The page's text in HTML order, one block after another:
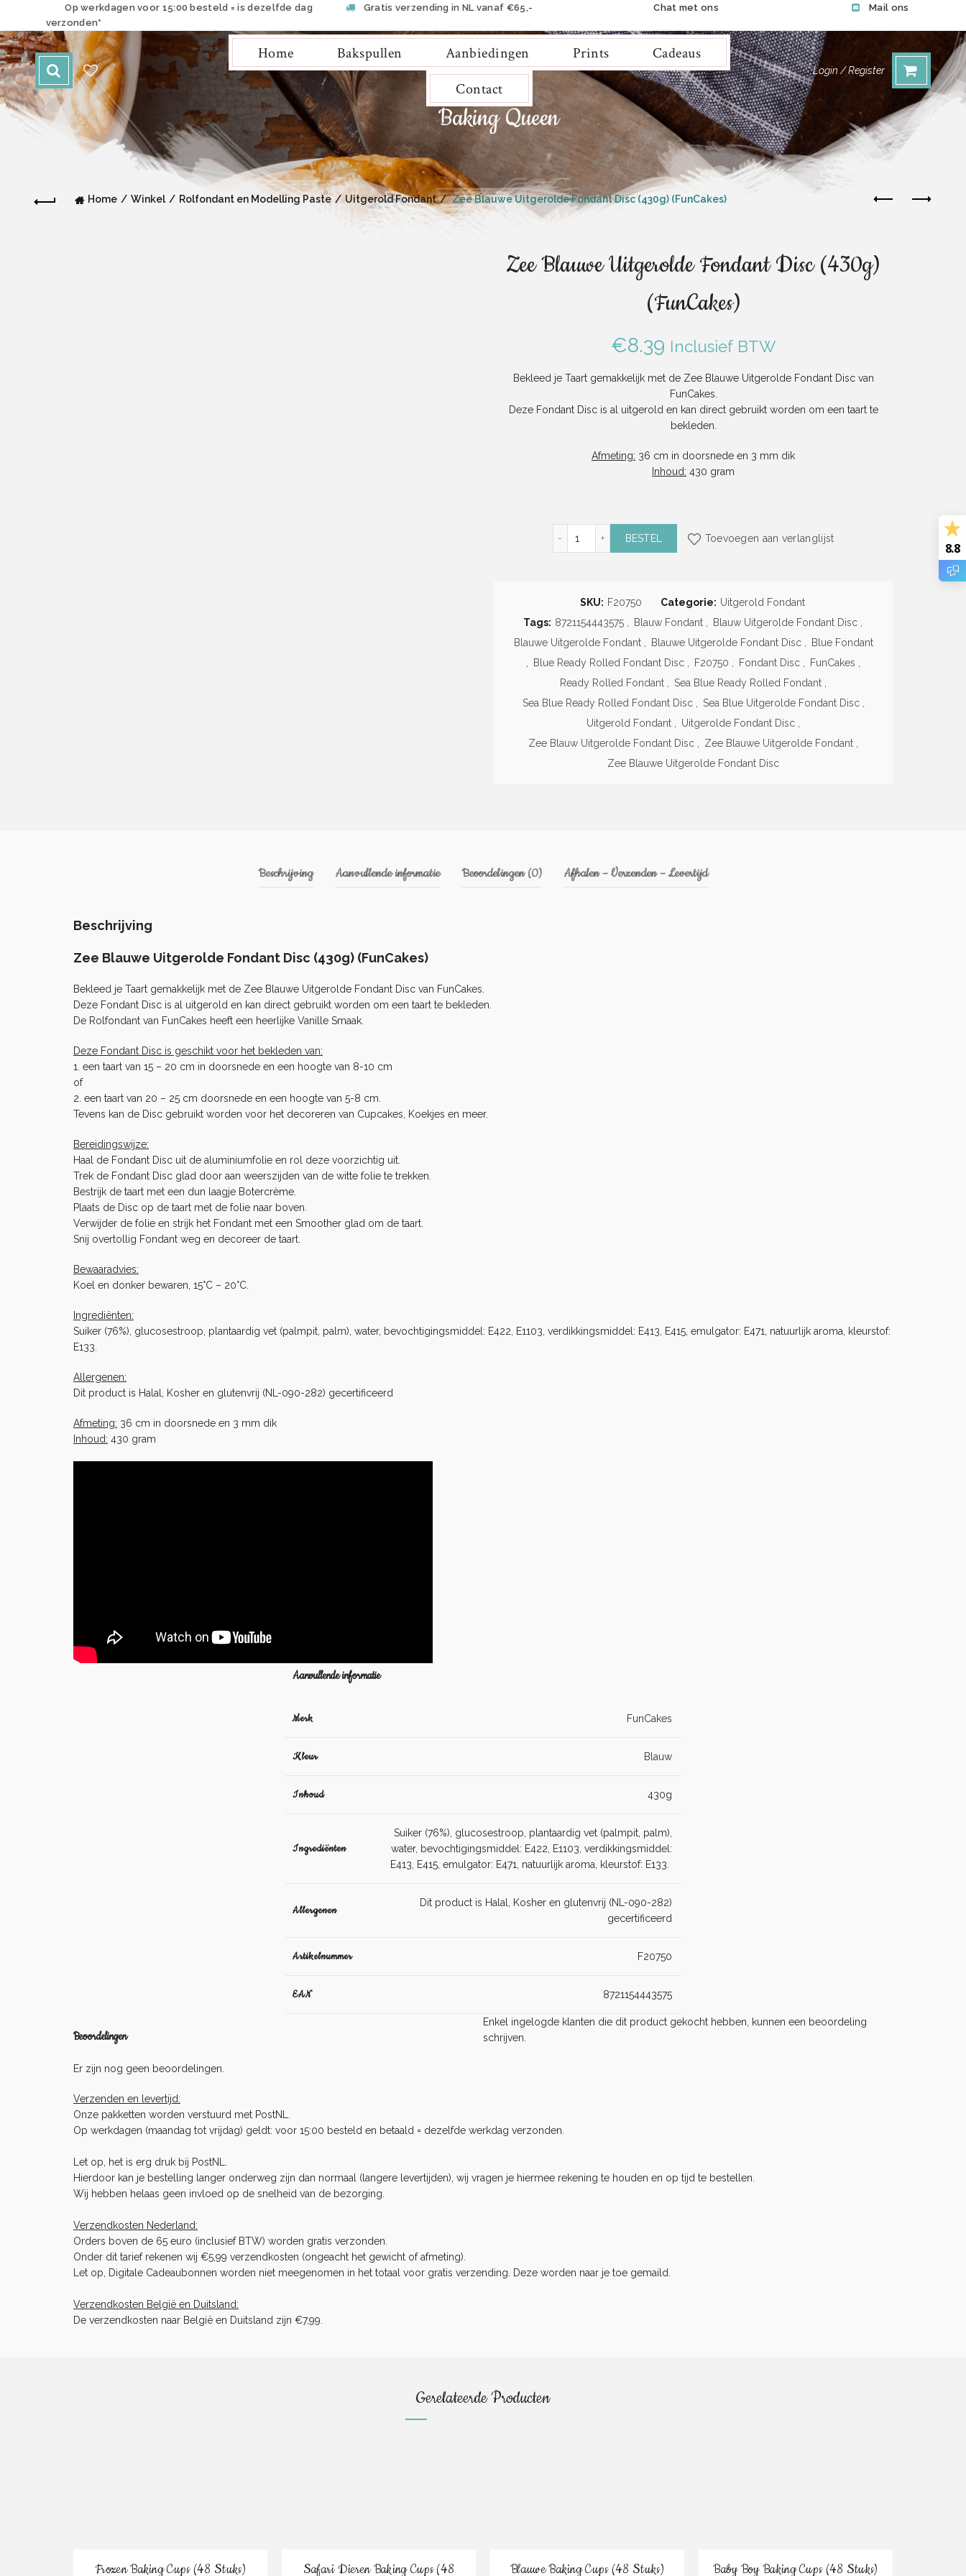
Op werkdagen voor 15:00 besteld = is dezelfde dag
verzonden*
Gratis verzending in NL vanaf €65,- Chat met ons Mail ons
Home Bakspullen Aanbiedingen Prints
Cadeaus
Contact
Login / Register
Home Winkel Rolfondant en Modelling Paste Uitgerold Fondant Zee Blauwe Uitgerolde Fondant Disc (430g) (FunCakes)
Zee Blauwe Uitgerolde Fondant Disc (430g)
(FunCakes)
€8.39 Inclusief BTW
Bekleed je Taart gemakkelijk met de Zee Blauwe Uitgerolde Fondant Disc van
FunCakes.
Deze Fondant Disc is al uitgerold en kan direct gebruikt worden om een taart te
bekleden.
Afmeting: 36 cm in doorsnede en 3 mm dik
Inhoud: 430 gram
Zee Blauwe Uitgerolde Fondant Disc (430g) (FunCakes) aantal
BESTEL Toevoegen aan verlanglijst
SKU: F20750 Categorie: Uitgerold Fondant
Tags: 8721154443575 Blauw Fondant Blauw Uitgerolde Fondant Disc
Blauwe Uitgerolde Fondant
Blauwe Uitgerolde Fondant Disc
Blue Fondant
Blue Ready Rolled Fondant Disc F20750 Fondant Disc FunCakes
Ready Rolled Fondant
Sea Blue Ready Rolled Fondant
Sea Blue Ready Rolled Fondant Disc
Sea Blue Uitgerolde Fondant Disc
Uitgerold Fondant
Uitgerolde Fondant Disc
Zee Blauw Uitgerolde Fondant Disc
Zee Blauwe Uitgerolde Fondant
Zee Blauwe Uitgerolde Fondant Disc
Beschrijving Aanvullende informatie Beoordelingen (0) Afhalen – Verzenden – Levertijd
Beschrijving
Zee Blauwe Uitgerolde Fondant Disc (430g) (FunCakes)
Bekleed je Taart gemakkelijk met de Zee Blauwe Uitgerolde Fondant Disc van FunCakes.
Deze Fondant Disc is al uitgerold en kan direct gebruikt worden om een taart te bekleden.
De Rolfondant van FunCakes heeft een heerlijke Vanille Smaak.
Deze Fondant Disc is geschikt voor het bekleden van:
1. een taart van 15 – 20 cm in doorsnede en een hoogte van 8-10 cm
of
2. een taart van 20 – 25 cm doorsnede en een hoogte van 5-8 cm.
Tevens kan de Disc gebruikt worden voor het decoreren van Cupcakes, Koekjes en meer.
Bereidingswijze:
Haal de Fondant Disc uit de aluminiumfolie en rol deze voorzichtig uit.
Trek de Fondant Disc glad door aan weerszijden van de witte folie te trekken.
Bestrijk de taart met een dun laagje Botercrème
Plaats de Disc op de taart met de folie naar boven.
Verwijder de folie en strijk het Fondant met een Smoother glad om de taart.
Snij overtollig Fondant weg en decoreer de taart.
Bewaaradvies:
Koel en donker bewaren, 15°C – 20°C.
Ingrediënten:
Suiker (76%), glucosestroop, plantaardig vet (palmpit, palm), water, bevochtigingsmiddel: E422, E1103, verdikkingsmiddel: E413, E415, emulgator: E471, natuurlijk aroma, kleurstof:
E133.
Allergenen:
Dit product is Halal, Kosher en glutenvrij (NL-090-282) gecertificeerd
Afmeting: 36 cm in doorsnede en 3 mm dik
Inhoud: 430 gram
Aanvullende informatie
Merk FunCakes
Kleur Blauw
Inhoud 430g
Ingrediënten
Suiker (76%), glucosestroop, plantaardig vet (palmpit, palm),
water, bevochtigingsmiddel: E422, E1103, verdikkingsmiddel:
E413, E415, emulgator: E471, natuurlijk aroma, kleurstof: E133.
Allergenen
Dit product is Halal, Kosher en glutenvrij (NL-090-282)
gecertificeerd
Artikelnummer F20750
EAN 8721154443575
Beoordelingen
Er zijn nog geen beoordelingen.
Enkel ingelogde klanten die dit product gekocht hebben, kunnen een beoordeling
schrijven.
Verzenden en levertijd:
Onze pakketten worden verstuurd met PostNL.
Op werkdagen (maandag tot vrijdag) geldt: voor 15:00 besteld en betaald = dezelfde werkdag verzonden.
Let op, het is erg druk bij PostNL.
Hierdoor kan je bestelling langer onderweg zijn dan normaal (langere levertijden), wij vragen je hiermee rekening te houden en op tijd te bestellen.
Wij hebben helaas geen invloed op de snelheid van de bezorging.
Verzendkosten Nederland:
Orders boven de 65 euro (inclusief BTW) worden gratis verzonden.
Onder dit tarief rekenen wij €5,99 verzendkosten (ongeacht het gewicht of afmeting).
Let op, Digitale Cadeaubonnen worden niet meegenomen in het totaal voor gratis verzending. Deze worden naar je toe gemaild.
Verzendkosten België en Duitsland:
De verzendkosten naar België en Duitsland zijn €7,99.
Gerelateerde Producten
Bestel
Frozen Baking Cups (48 Stuks) Bestel
Safari Dieren Baking Cups (48 Bestel
Blauwe Baking Cups (48 Stuks) Bestel
Baby Boy Baking Cups (48 Stuks)
8.8